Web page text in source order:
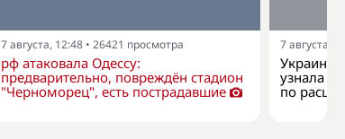
7 августа, 12:48 • 26421 просмотра
рф атаковала Одессу:
предварительно, повреждён стадион
"Черноморец", есть пострадавшие
7 августа,
Украина
узнала о
по